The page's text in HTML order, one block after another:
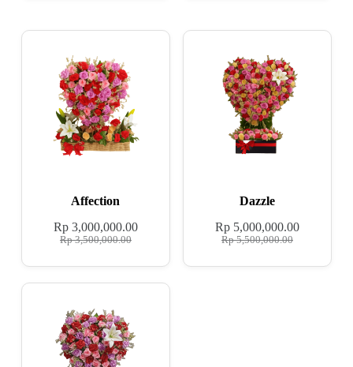
Affection
Rp3,500,000.00
Rp3,000,000.00
Dazzle
Rp5,500,000.00
Rp 5,000,000.00